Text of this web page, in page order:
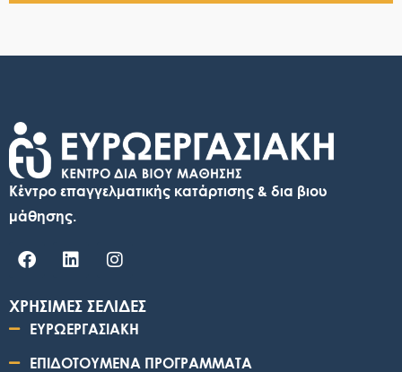
Κέντρο επαγγελματικής κατάρτισης & δια βιου
μάθησης.
ΧΡΗΣΙΜΕΣ ΣΕΛΙΔΕΣ
ΕΥΡΩΕΡΓΑΣΙΑΚΗ
ΕΠΙΔΟΤΟΥΜΕΝΑ ΠΡΟΓΡΑΜΜΑΤΑ